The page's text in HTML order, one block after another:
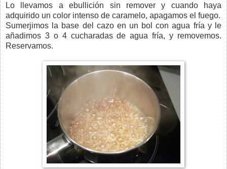
Lo llevamos a ebullición sin remover y cuando haya
adquirido un color intenso de caramelo, apagamos el fuego.
Sumerjimos la base del cazo en un bol con agua fría y le
añadimos 3 o 4 cucharadas de agua fría, y removemos.
Reservamos.